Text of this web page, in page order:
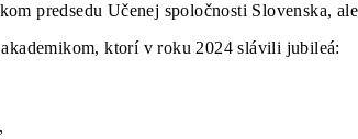
predsedu Učenej spoločnosti Slovenska,
ktorí v roku 2024 slávili jubileá: